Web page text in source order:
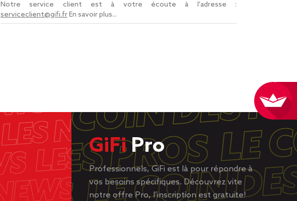
Notre service client est à votre écoute à l'adresse :
serviceclient@gifi.frEn savoir plus...
GiFiPro
Professionnels, GiFi est là pour répondre à
vos besoins spécifiques. Découvrez vite
notre offre Pro, l’inscription est gratuite!